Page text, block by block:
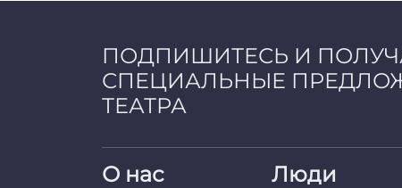
ПОДПИШИТЕСЬ И
СПЕЦИАЛЬНЫЕ
ТЕАТРА
О нас Люди